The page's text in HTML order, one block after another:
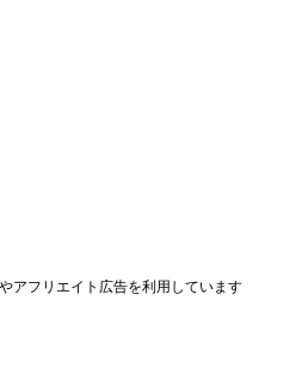
アフリエイト広告を利用しています